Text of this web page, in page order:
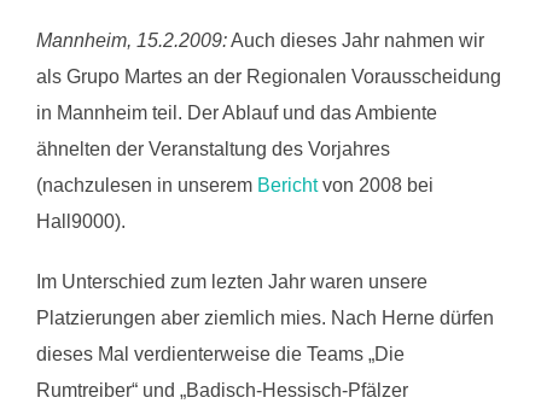
Mannheim, 15.2.2009:Auch dieses Jahr nahmen wir
als Grupo Martes an der Regionalen Vorausscheidung
in Mannheim teil. Der Ablauf und das Ambiente
ähnelten der Veranstaltung des Vorjahres
(nachzulesen in unserem Berichtvon 2008 bei
Hall9000).
Im Unterschied zum lezten Jahr waren unsere
Platzierungen aber ziemlich mies. Nach Herne dürfen
dieses Mal verdienterweise die Teams „Die
Rumtreiber“ und „Badisch-Hessisch-Pfälzer